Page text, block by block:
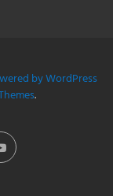
by WordPress
.